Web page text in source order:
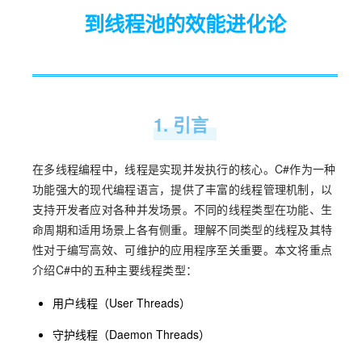
到线程池的效能进化论
1. 引言
在多线程编程中，线程是实现并发执行的核心。C#作为一种
功能强大的现代编程语言，提供了丰富的线程管理机制，以
支持开发者应对各种并发场景。不同的线程类型在功能、生
命周期和适用场景上各有侧重。理解不同类型的线程及其特
性对于编写高效、可维护的应用程序至关重要。本文将重点
介绍C#中的五种主要线程类型：
用户线程（User Threads）
守护线程（Daemon Threads）